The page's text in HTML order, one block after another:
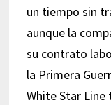
un tiempo sin
aunque la
su contrato
la Primera
White Star Line